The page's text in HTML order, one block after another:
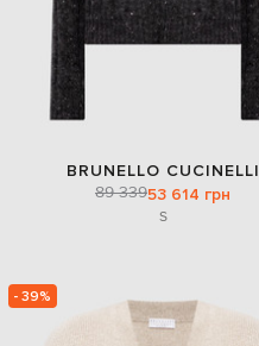
BRUNELLO CUCINELLI
89 33953 614 грн
S
- 39%